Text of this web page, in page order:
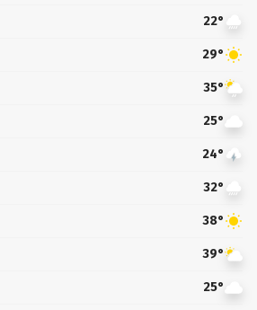
22°
29°
35°
25°
24°
32°
38°
39°
25°